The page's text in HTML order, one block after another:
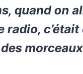
quand on
radio,